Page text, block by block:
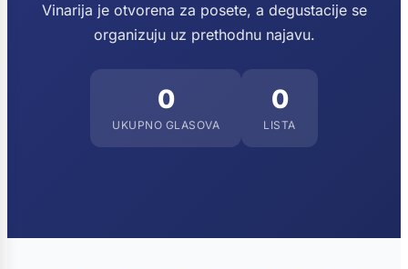
Vinarija je otvorena za posete, a degustacije se
organizuju uz prethodnu najavu.
0
UKUPNO GLASOVA
0
LISTA